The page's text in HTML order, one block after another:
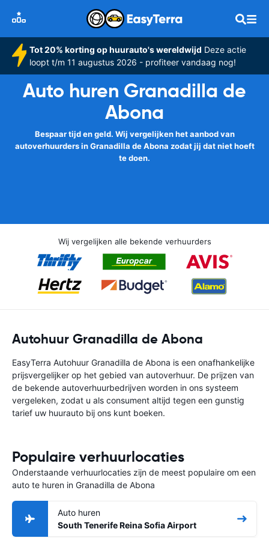
Tot 20% korting op huurauto's wereldwijd Deze actie
loopt t/m 11 augustus 2026 - profiteer vandaag nog!
Auto huren Granadilla de
Abona
Bespaar tijd en geld. Wij vergelijken het aanbod van
autoverhuurders in Granadilla de Abona zodat jij dat niet hoeft
te doen.
Wij vergelijken alle bekende verhuurders
Autohuur Granadilla de Abona
EasyTerra Autohuur Granadilla de Abona is een onafhankelijke
prijsvergelijker op het gebied van autoverhuur. De prijzen van
de bekende autoverhuurbedrijven worden in ons systeem
vergeleken, zodat u als consument altijd tegen een gunstig
tarief uw huurauto bij ons kunt boeken.
Populaire verhuurlocaties
Onderstaande verhuurlocaties zijn de meest populaire om een
auto te huren in Granadilla de Abona
Auto huren
South Tenerife Reina Sofia Airport